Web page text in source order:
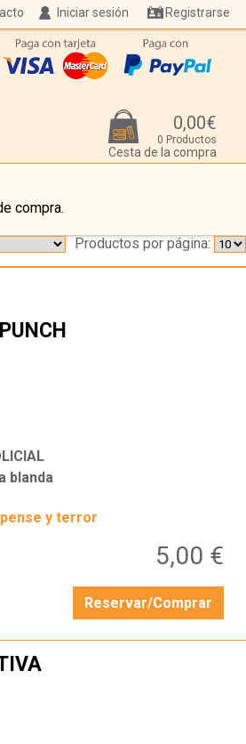
Iniciar sesión Registrarse
0,00€
0 Productos
Cesta de la compra
compra.
Productos por página:
blanda
y terror
5,00 €
Reservar/Comprar